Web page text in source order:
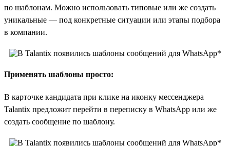
по шаблонам. Можно использовать типовые или же создать
уникальные — под конкретные ситуации или этапы подбора
в компании.
Применять шаблоны просто:
В карточке кандидата при клике на иконку мессенджера
Talantix предложит перейти в переписку в WhatsApp или же
создать сообщение по шаблону.